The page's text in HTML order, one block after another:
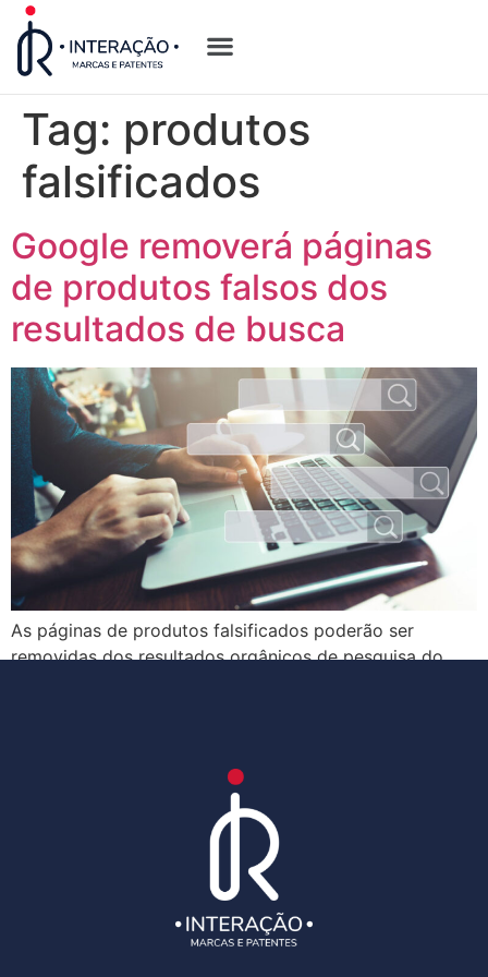
Tag: produtos
falsificados
Google removerá páginas
de produtos falsos dos
resultados de busca
As páginas de produtos falsificados poderão ser
removidas dos resultados orgânicos de pesquisa do